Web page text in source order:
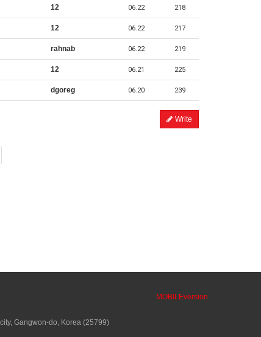
12 06.22 218
12 06.22 217
rahnab 06.22 219
12 06.21 225
dgoreg 06.20 239
Write
MOBILEversion
Gangwon-do, Korea (25799)